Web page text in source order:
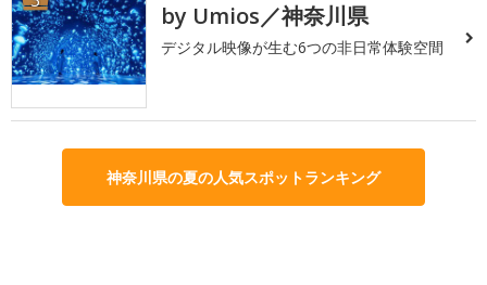
by Umios／神奈川県
デジタル映像が生む6つの非日常体験空間
神奈川県の夏の人気スポットランキング